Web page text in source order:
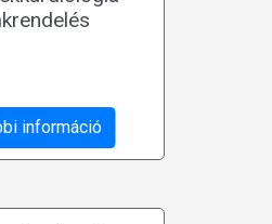
információ